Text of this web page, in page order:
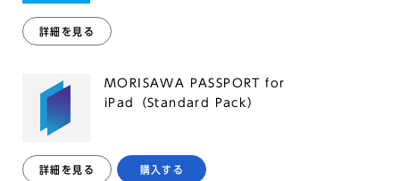
詳細を見る
MORISAWA PASSPORT for
iPad（Standard Pack）
詳細を見る 購入する